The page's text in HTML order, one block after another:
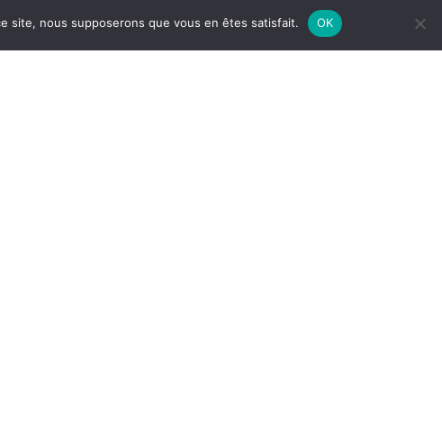
site, nous supposerons que vous en êtes satisfait. OK